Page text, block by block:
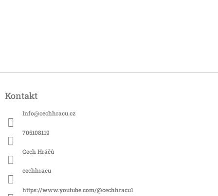
pKontakt
Info@cechhracu.cz
705108119
Cech Hráčů
cechhracu
https://www.youtube.com/@cechhracu1